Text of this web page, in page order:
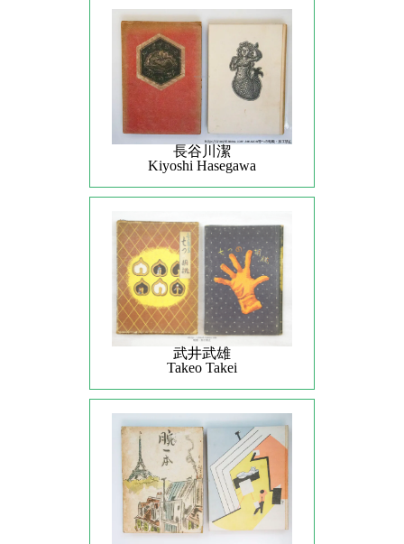
長谷川潔
Kiyoshi Hasegawa
武井武雄
Takeo Takei